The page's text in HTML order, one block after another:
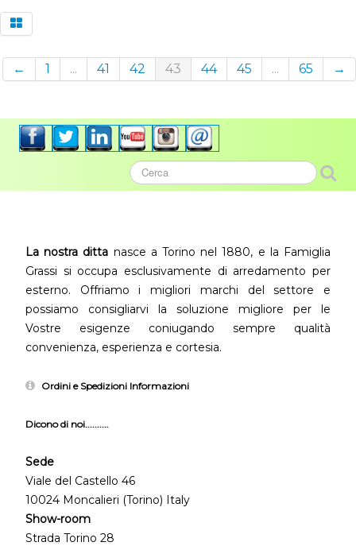
← 1 ... 41 42 43 44 45 ... 65 →
La nostra ditta nasce a Torino nel 1880, e la Famiglia
Grassi si occupa esclusivamente di arredamento per
esterno. Offriamo i migliori marchi del settore e
possiamo consigliarvi la soluzione migliore per le
Vostre esigenze coniugando sempre qualità
convenienza, esperienza e cortesia.
Ordini e Spedizioni Informazioni
Dicono di noi..........
Sede
Viale del Castello 46
10024 Moncalieri (Torino) Italy
Show-room
Strada Torino 28